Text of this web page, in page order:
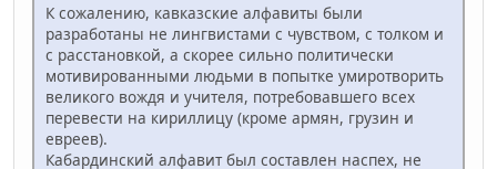
К сожалению, кавказские алфавиты были
разработаны не лингвистами с чувством, с толком и
с расстановкой, а скорее сильно политически
мотивированными людьми в попытке умиротворить
великого вождя и учителя, потребовавшего всех
перевести на кириллицу (кроме армян, грузин и
евреев).
Кабардинский алфавит был составлен наспех, не